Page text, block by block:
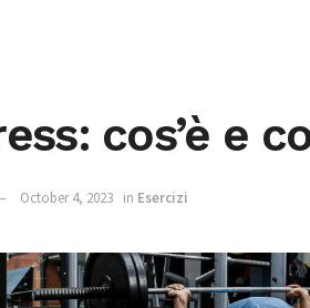
cos’è e
October 4, 2023 in Esercizi